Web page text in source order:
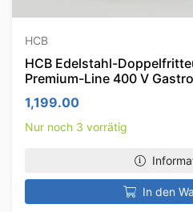
HCB
HCB Edelstahl-
Premium-Line 400 V
1,199.00
Nur noch 3 vorrätig
In den